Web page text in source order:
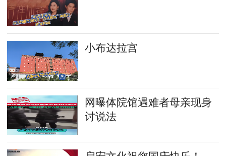
小布达拉宫
网曝体院馆遇难者母亲现身
讨说法